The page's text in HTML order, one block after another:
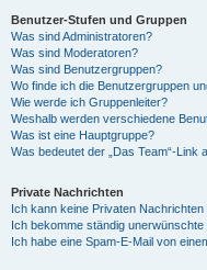
Benutzer-Stufen und Gruppen
Was sind Administratoren?
Was sind Moderatoren?
Was sind Benutzergruppen?
Wo finde ich die Benutzergruppen
Wie werde ich Gruppenleiter?
Weshalb werden verschiedene
Was ist eine Hauptgruppe?
Was bedeutet der „Das Team“-Link
Private Nachrichten
Ich kann keine Privaten
Ich bekomme ständig
Ich habe eine Spam-E-Mail von